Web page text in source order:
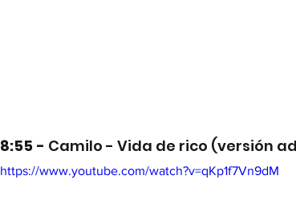
8:55 - Camilo - Vida de rico (versión
https://www.youtube.com/watch?v=qKp1f7Vn9dM